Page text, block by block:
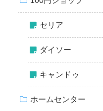
セリア
ダイソー
キャンドゥ
ホームセンター